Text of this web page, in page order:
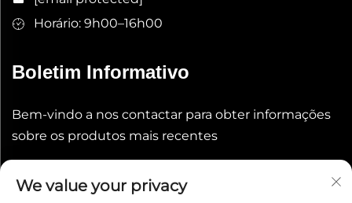
Horário: 9h00–16h00
Boletim Informativo
Bem-vindo a nos contactar para obter informações
sobre os produtos mais recentes
We value your privacy